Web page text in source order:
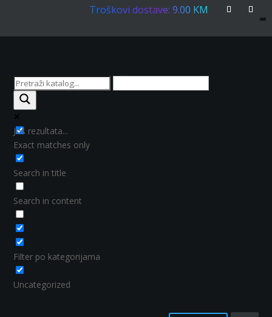
Troškovi dostave: 9.00 KM
Još rezultata...
Exact matches only
Search in title
Search in content
Filter po kategorijama
Uncategorized